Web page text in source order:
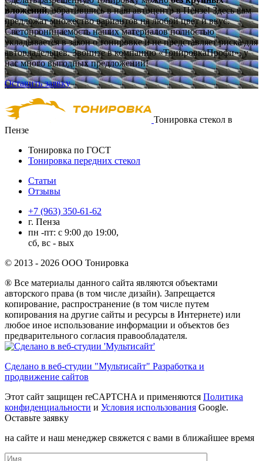
вложений, обратившись в наш автоцентр в Пензе! Здесь вам
предложат множество вариантов на любой цвет и вкус.
Светопроницаемость наших материалов полностью
укладывается в закон о тонировке и не представляет риска для
автовладельцев. Звоните в компанию «ТонировкаПрофи», у
нас много выгодных предложений!
Оставить заявку
Тонировка стекол в
Пензе
Тонировка по ГОСТ
Тонировка передних стекол
Статьи
Отзывы
+7 (963) 350-61-62
г. Пенза
пн -пт: с 9:00 до 19:00,
сб, вс - вых
© 2013 - 2026 ООО Тонировка
® Все материалы данного сайта являются объектами
авторского права (в том числе дизайн). Запрещается
копирование, распространение (в том числе путем
копирования на другие сайты и ресурсы в Интернете) или
любое иное использование информации и объектов без
предварительного согласия правообладателя.
Сделано в веб-студии "Мультисайт" Разработка и
продвижение сайтов
Этот сайт защищен reCAPTCHA и применяются Политика
конфиденциальности и Условия использования Google.
Оставьте заявку
на сайте и наш менеджер свяжется с вами в ближайшее время